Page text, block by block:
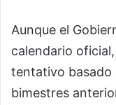
Aunque el
calendario
tentativo basado
bimestres